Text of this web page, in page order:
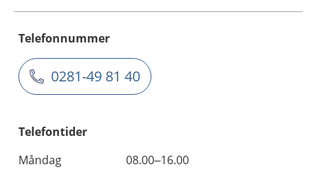
Telefonnummer
0281-49 81 40
Telefontider
Måndag
08.00–16.00